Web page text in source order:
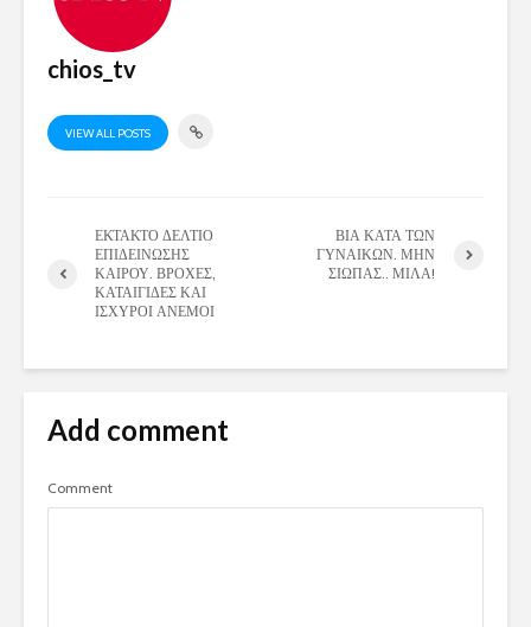
chios_tv
VIEW ALL POSTS
ΕΚΤΑΚΤΟ ΔΕΛΤΙΟ
ΕΠΙΔΕΙΝΩΣΗΣ
ΚΑΙΡΟΥ. ΒΡΟΧΕΣ,
ΚΑΤΑΙΓΙΔΕΣ ΚΑΙ
ΙΣΧΥΡΟΙ ΑΝΕΜΟΙ
ΒΙΑ ΚΑΤΑ ΤΩΝ
ΓΥΝΑΙΚΩΝ. ΜΗΝ
ΣΙΩΠΑΣ.. ΜΙΛΑ!
Add comment
Comment